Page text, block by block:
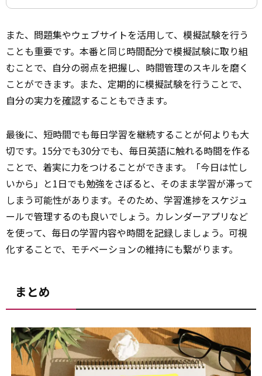
また、問題集やウェブサイトを活用して、模擬試験を行う
ことも重要です。本番と同じ時間配分で模擬試験に取り組
むことで、自分の弱点を把握し、時間管理のスキルを磨く
ことができます。また、定期的に模擬試験を行うことで、
自分の実力を確認することもできます。
最後に、短時間でも毎日学習を継続することが何よりも大
切です。15分でも30分でも、毎日英語に触れる時間を作る
ことで、着実に力をつけることができます。「今日は忙し
いから」と1日でも勉強をさぼると、そのまま学習が滞って
しまう可能性があります。そのため、学習進捗をスケジュ
ールで管理するのも良いでしょう。カレンダーアプリなど
を使って、毎日の学習内容や時間を記録しましょう。可視
化することで、モチベーションの維持にも繋がります。
まとめ